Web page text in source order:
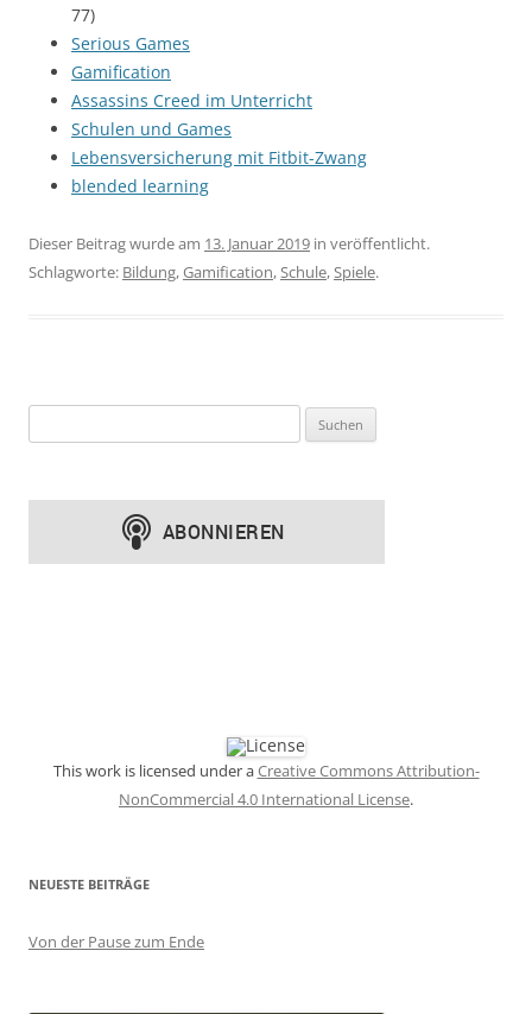
77)
Serious Games
Gamification
Assassins Creed im Unterricht
Schulen und Games
Lebensversicherung mit Fitbit-Zwang
blended learning
Dieser Beitrag wurde am 13. Januar 2019 in veröffentlicht.
Schlagworte: Bildung,Gamification,Schule,Spiele.
nach:
This work is licensed under aCreative Commons Attribution-
NonCommercial 4.0 International License.
NEUESTE BEITRÄGE
Von der Pause zum Ende